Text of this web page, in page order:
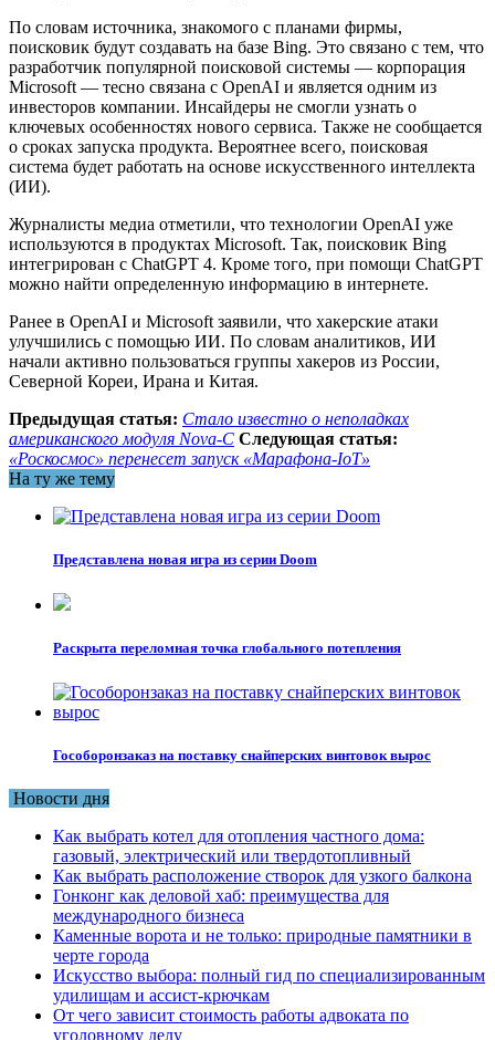
По словам источника, знакомого с планами фирмы,
поисковик будут создавать на базе Bing. Это связано с тем, что
разработчик популярной поисковой системы — корпорация
Microsoft — тесно связана с OpenAI и является одним из
инвесторов компании. Инсайдеры не смогли узнать о
ключевых особенностях нового сервиса. Также не сообщается
о сроках запуска продукта. Вероятнее всего, поисковая
система будет работать на основе искусственного интеллекта
(ИИ).
Журналисты медиа отметили, что технологии OpenAI уже
используются в продуктах Microsoft. Так, поисковик Bing
интегрирован с ChatGPT 4. Кроме того, при помощи ChatGPT
можно найти определенную информацию в интернете.
Ранее в OpenAI и Microsoft заявили, что хакерские атаки
улучшились с помощью ИИ. По словам аналитиков, ИИ
начали активно пользоваться группы хакеров из России,
Северной Кореи, Ирана и Китая.
Предыдущая статья: Стало известно о неполадках
американского модуля Nova-C Следующая статья:
«Роскосмос» перенесет запуск «Марафона-IoT»
На ту же тему
Представлена новая игра из серии Doom
Раскрыта переломная точка глобального потепления
Гособоронзаказ на поставку снайперских винтовок вырос
Новости дня
Как выбрать котел для отопления частного дома:
газовый, электрический или твердотопливный
Как выбрать расположение створок для узкого балкона
Гонконг как деловой хаб: преимущества для
международного бизнеса
Каменные ворота и не только: природные памятники в
черте города
Искусство выбора: полный гид по специализированным
удилищам и ассист-крючкам
От чего зависит стоимость работы адвоката по
уголовному делу